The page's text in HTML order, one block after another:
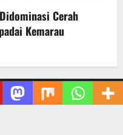
Cerah
Kemarau
Setiawan | Indonesia
themes.